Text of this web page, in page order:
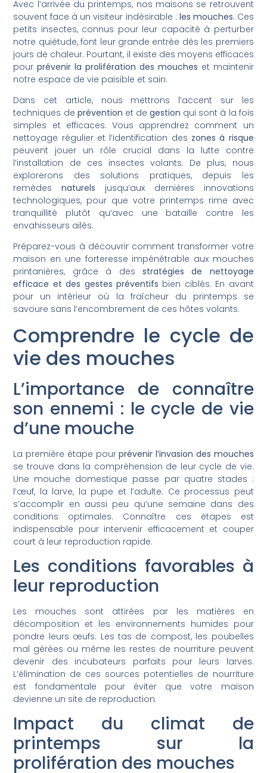
Avec l’arrivée du printemps, nos maisons se retrouvent
souvent face à un visiteur indésirable : les mouches. Ces
petits insectes, connus pour leur capacité à perturber
notre quiétude, font leur grande entrée dès les premiers
jours de chaleur. Pourtant, il existe des moyens efficaces
pourprévenir la prolifération des mouches et maintenir
notre espace de vie paisible et sain.
Dans cet article, nous mettrons l’accent sur les
techniques de prévention et degestion qui sont à la fois
simples et efficaces. Vous apprendrez comment un
nettoyage régulier et l’identification des zones à risque
peuvent jouer un rôle crucial dans la lutte contre
l’installation de ces insectes volants. De plus, nous
explorerons des solutions pratiques, depuis les
remèdesnaturels jusqu’aux dernières innovations
technologiques, pour que votre printemps rime avec
tranquillité plutôt qu’avec une bataille contre les
envahisseurs ailés.
Préparez-vous à découvrir comment transformer votre
maison en une forteresse impénétrable aux mouches
printanières, grâce à des stratégies de nettoyage
efficace et des gestes préventifs bien ciblés. En avant
pour un intérieur où la fraîcheur du printemps se
savoure sans l’encombrement de ces hôtes volants.
Comprendre le cycle de
vie des mouches
L’importance de connaître
son ennemi : le cycle de vie
d’une mouche
La première étape pourprévenir l’invasion des mouches
se trouve dans la compréhension de leur cycle de vie.
Une mouche domestique passe par quatre stades :
l’œuf, la larve, la pupe et l’adulte. Ce processus peut
s’accomplir en aussi peu qu’une semaine dans des
conditions optimales. Connaître ces étapes est
indispensable pour intervenir efficacement et couper
court à leur reproduction rapide.
Les conditions favorables à
leur reproduction
Les mouches sont attirées par les matières en
décomposition et les environnements humides pour
pondre leurs œufs. Les tas de compost, les poubelles
mal gérées ou même les restes de nourriture peuvent
devenir des incubateurs parfaits pour leurs larves.
L’élimination de ces sources potentielles de nourriture
est fondamentale pour éviter que votre maison
devienne un site de reproduction.
Impact du climat de
printemps sur la
prolifération des mouches